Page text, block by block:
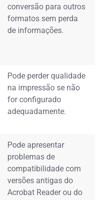
conversão para outros
formatos sem perda
de informações.
Pode perder qualidade
na impressão se não
for configurado
adequadamente.
Pode apresentar
problemas de
compatibilidade com
versões antigas do
Acrobat Reader ou do